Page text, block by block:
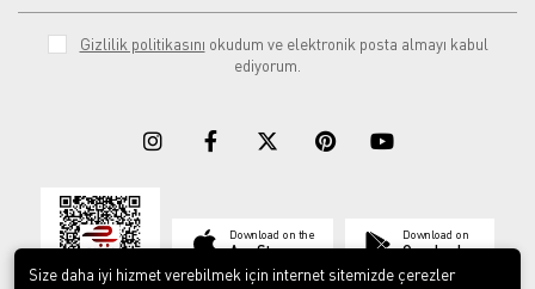
Gizlilik politikasını okudum ve elektronik posta almayı kabul
ediyorum.
Download on the
App Store
Download on
Google play
Size daha iyi hizmet verebilmek için internet sitemizde çerezler